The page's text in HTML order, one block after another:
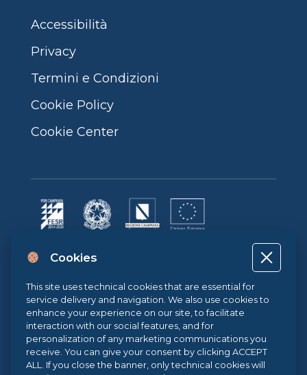
Accessibilità
Privacy
Termini e Condizioni
Cookie Policy
Cookie Center
Progetto cofinanziato dall’Unione Europea, dallo Stato Italiano e dalla
Regione Campania POR CAMPANIA FESR 2014-2020 | ASSE II –
OBIETTIVO TEMATICO 2O.S. 2.3 | AZIONE 2.3.1 | Progetto: LA FABBRICA
DIGITALE
Sistema di Gestione Qualità UNI EN ISO 9001:2015
Cookies
This site uses technical cookies that are essential for
service delivery and navigation. We also use cookies to
enhance your experience on our site, to facilitate
interaction with our social features, and for
personalization of any marketing communications you
receive. You can give your consent by clicking ACCEPT
ALL. If you close the banner, only technical cookies will